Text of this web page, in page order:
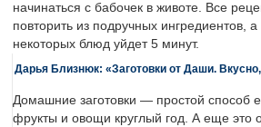
начинаться с бабочек в животе. Все
повторить из подручных ингредиентов,
некоторых блюд уйдет 5 минут.
Дарья Близнюк: «Заготовки от Даши. Вкусно,
Домашние заготовки — простой способ
фрукты и овощи круглый год. А еще это